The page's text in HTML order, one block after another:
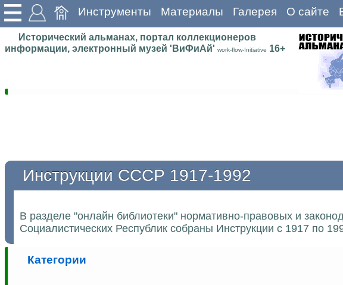
Инструменты Материалы Галерея О сайте
Исторический альманах, портал коллекционеров
информации, электронный музей 'ВиФиАй' work-flow-Initiative 16+
Инструкции СССР 1917-1992
В разделе "онлайн библиотеки" нормативно-правовых и
Социалистических Республик собраны Инструкции с 1917 по
Категории